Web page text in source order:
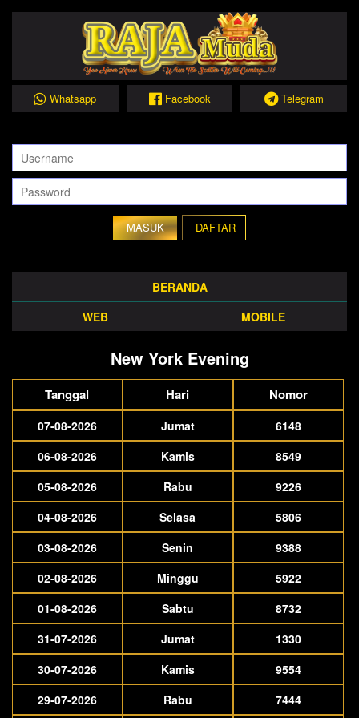
Whatsapp Facebook Telegram
DAFTAR
BERANDA
WEB
MOBILE
New York Evening
Tanggal Hari Nomor
07-08-2026 Jumat
6148
06-08-2026
Kamis
8549
05-08-2026
Rabu
9226
04-08-2026
Selasa
5806
03-08-2026
Senin
9388
02-08-2026
Minggu
5922
01-08-2026
Sabtu
8732
31-07-2026
Jumat
1330
30-07-2026
Kamis
9554
29-07-2026
Rabu 7444